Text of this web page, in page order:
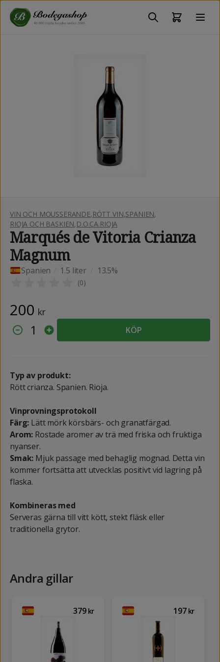
VIN OCH MOUSSERANDE,RÖTT VIN,SPANIEN,
RIOJA OCH BASKIEN,D.O.CA.RIOJA
Marqués de Vitoria Crianza
Magnum
Spanien 1.5 liter 13.5%
(0)
200 kr
1 KÖP
Typ av produkt:
Rött crianza. Spanien. Rioja.
Vinprovningsprotokoll
Färg: Lätt mörk körsbärs- och granatfärgad.
Arom: Rostade aromer av trä med friska och fruktiga
nyanser.
Smak: Mjuk passage med behaglig mognad. Detta vin
kommer fortsätta att utvecklas positivt vid lagring på
flaska.
Kombineras med
Serveras gärna till vitt kött, stekt fläsk eller
traditionella grytor.
Andra gillar
379 kr 197 kr